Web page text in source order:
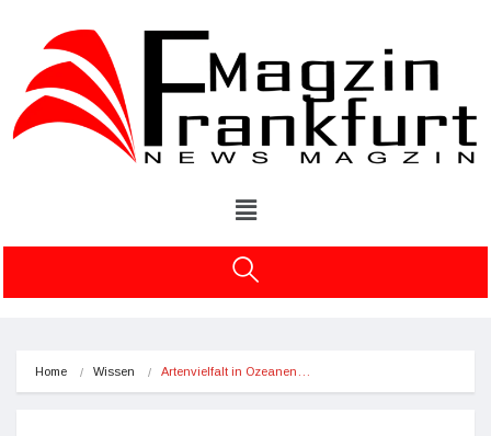
Home Wissen Artenvielfalt in Ozeanen…